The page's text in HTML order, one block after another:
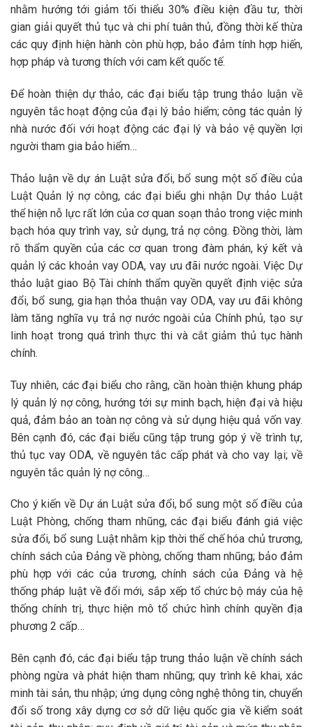
nhằm hướng tới giảm tối thiểu 30% điều kiện đầu tư, thời
gian giải quyết thủ tục và chi phí tuân thủ, đồng thời kế thừa
các quy định hiện hành còn phù hợp, bảo đảm tính hợp hiến,
hợp pháp và tương thích với cam kết quốc tế.
Để hoàn thiện dự thảo, các đại biểu tập trung thảo luận về
nguyên tắc hoạt động của đại lý bảo hiểm; công tác quản lý
nhà nước đối với hoạt động các đại lý và bảo vệ quyền lợi
người tham gia bảo hiểm…
Thảo luận về dự án Luật sửa đổi, bổ sung một số điều của
Luật Quản lý nợ công, các đại biểu ghi nhận Dự thảo Luật
thể hiện nỗ lực rất lớn của cơ quan soạn thảo trong việc minh
bạch hóa quy trình vay, sử dụng, trả nợ công. Đồng thời, làm
rõ thẩm quyền của các cơ quan trong đàm phán, ký kết và
quản lý các khoản vay ODA, vay ưu đãi nước ngoài. Việc Dự
thảo luật giao Bộ Tài chính thẩm quyền quyết định việc sửa
đổi, bổ sung, gia hạn thỏa thuận vay ODA, vay ưu đãi không
làm tăng nghĩa vụ trả nợ nước ngoài của Chính phủ, tạo sự
linh hoạt trong quá trình thực thi và cắt giảm thủ tục hành
chính.
Tuy nhiên, các đại biểu cho rằng, cần hoàn thiện khung pháp
lý quản lý nợ công, hướng tới sự minh bạch, hiện đại và hiệu
quả, đảm bảo an toàn nợ công và sử dụng hiệu quả vốn vay.
Bên cạnh đó, các đại biểu cũng tập trung góp ý về trình tự,
thủ tục vay ODA, về nguyên tắc cấp phát và cho vay lại; về
nguyên tắc quản lý nợ công…
Cho ý kiến về Dự án Luật sửa đổi, bổ sung một số điều của
Luật Phòng, chống tham nhũng, các đại biểu đánh giá việc
sửa đổi, bổ sung Luật nhằm kịp thời thể chế hóa chủ trương,
chính sách của Đảng về phòng, chống tham nhũng; bảo đảm
phù hợp với các của trương, chính sách của Đảng và hệ
thống pháp luật về đổi mới, sắp xếp tổ chức bộ máy của hệ
thống chính trị, thực hiện mô tổ chức hình chính quyền địa
phương 2 cấp…
Bên cạnh đó, các đại biểu tập trung thảo luận về chính sách
phòng ngừa và phát hiện tham nhũng; quy trình kê khai, xác
minh tài sản, thu nhập; ứng dụng công nghệ thông tin, chuyển
đổi số trong xây dựng cơ sở dữ liệu quốc gia về kiểm soát